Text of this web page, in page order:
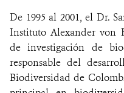
De 1995 al 2001, el Dr.
Instituto Alexander von
de investigación de
responsable del
Biodiversidad de